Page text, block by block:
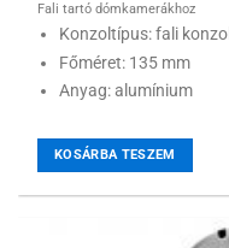
Fali tartó dómkamerákhoz
Konzoltípus: fali konzol
Főméret: 135 mm
Anyag: alumínium
KOSÁRBA TESZEM